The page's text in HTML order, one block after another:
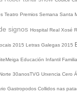
Teatro Premios Semana Santa
signos Hospital Real Xosé
2015 Letras Galegas 2015
Educación Infantil
30anosTVG Urxencia Cero
Gastropodos Collidos nas